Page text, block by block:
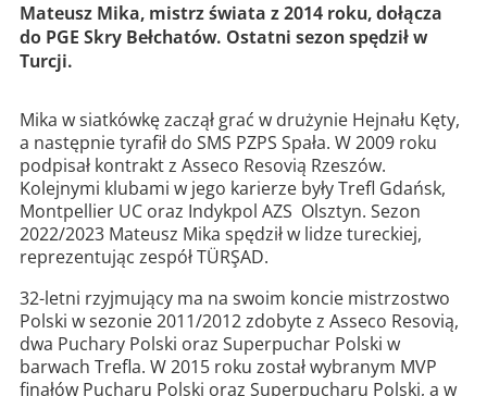
Mateusz Mika, mistrz świata z 2014 roku, dołącza
do PGE Skry Bełchatów. Ostatni sezon spędził w
Turcji.
Mika w siatkówkę zaczął grać w drużynie Hejnału Kęty,
a następnie tyrafił do SMS PZPS Spała. W 2009 roku
podpisał kontrakt z Asseco Resovią Rzeszów.
Kolejnymi klubami w jego karierze były Trefl Gdańsk,
Montpellier UC oraz Indykpol AZS Olsztyn. Sezon
2022/2023 Mateusz Mika spędził w lidze tureckiej,
reprezentując zespół TÜRŞAD.
32-letni rzyjmujący ma na swoim koncie mistrzostwo
Polski w sezonie 2011/2012 zdobyte z Asseco Resovią,
dwa Puchary Polski oraz Superpuchar Polski w
barwach Trefla. W 2015 roku został wybranym MVP
finałów Pucharu Polski oraz Superpucharu Polski, a w